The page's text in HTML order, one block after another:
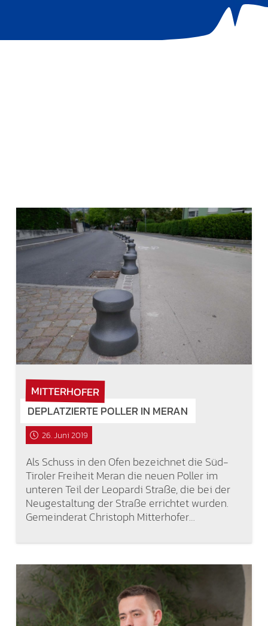
MITTERHOFER
DEPLATZIERTE POLLER IN MERAN
26. Juni 2019
Als Schuss in den Ofen bezeichnet die Süd-
Tiroler Freiheit Meran die neuen Poller im
unteren Teil der Leopardi Straße, die bei der
Neugestaltung der Straße errichtet wurden.
Gemeinderat Christoph Mitterhofer…